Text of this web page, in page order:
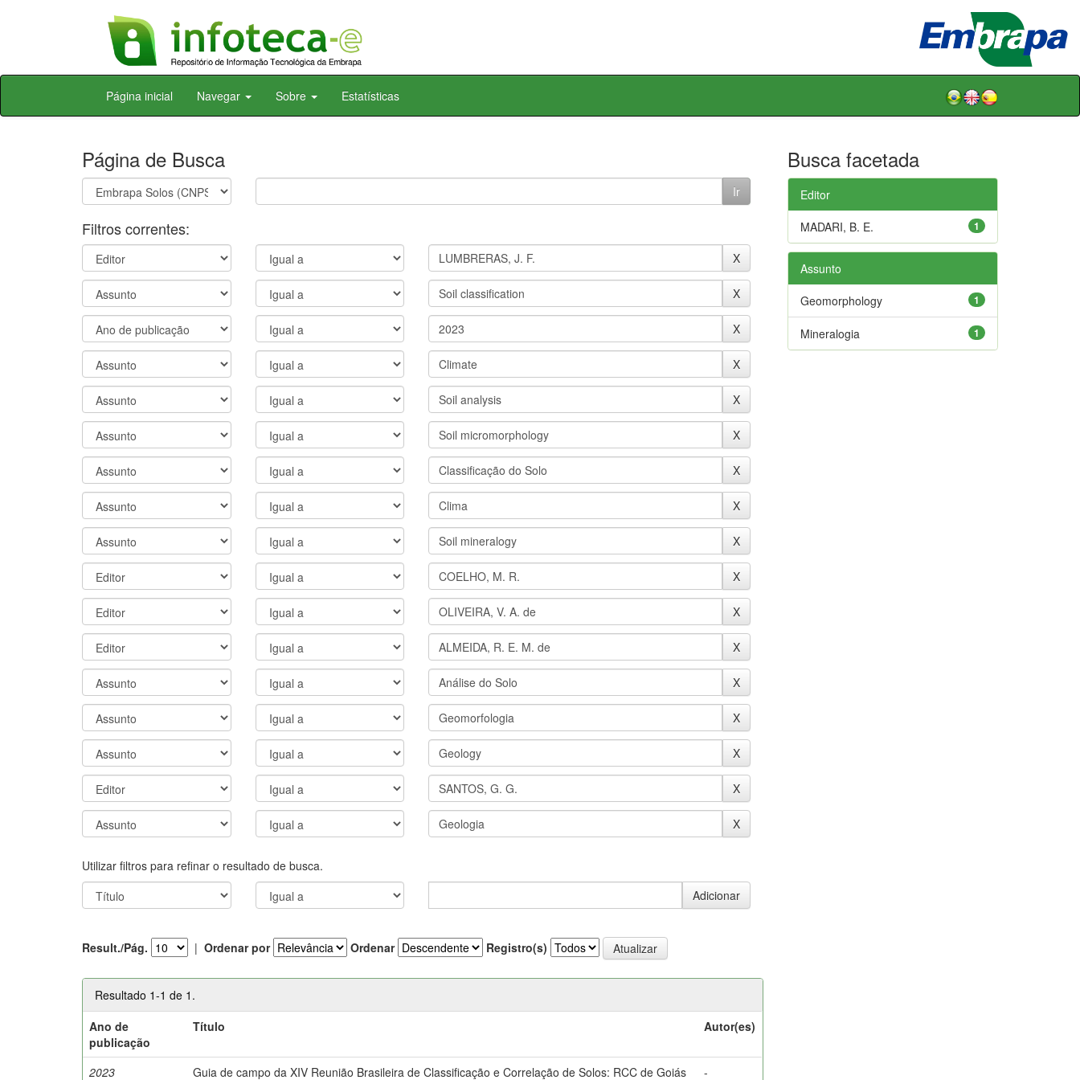
Skip
Página inicial Navegar Sobre Estatísticas
Página de Busca
Filtros correntes:
Utilizar filtros para refinar o resultado de busca.
Result./Pág. | Ordenar por Ordenar Registro(s)
Resultado 1-1 de 1.
Ano de
publicação
Título Autor(es)
2023
Guia de campo da XIV Reunião Brasileira de Classificação e Correlação de Solos: RCC de Goiás
-
Busca facetada
Editor
1
MADARI, B. E.
Assunto
1
Geomorphology
1
Mineralogia